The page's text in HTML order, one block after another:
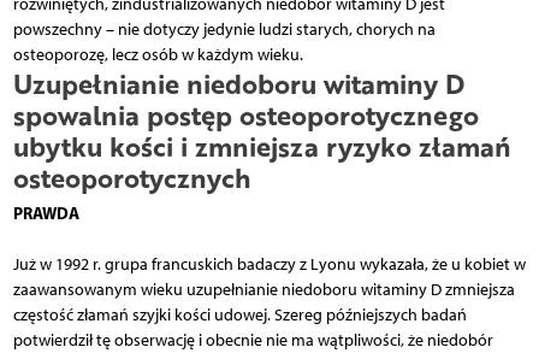
rozwiniętych, zindustrializowanych niedobór witaminy D jest
powszechny – nie dotyczy jedynie ludzi starych, chorych na
osteoporozę, lecz osób w każdym wieku.
Uzupełnianie niedoboru witaminy D
spowalnia postęp osteoporotycznego
ubytku kości i zmniejsza ryzyko złamań
osteoporotycznych
PRAWDA
Już w 1992 r. grupa francuskich badaczy z Lyonu wykazała, że u kobiet w
zaawansowanym wieku uzupełnianie niedoboru witaminy D zmniejsza
częstość złamań szyjki kości udowej. Szereg późniejszych badań
potwierdził tę obserwację i obecnie nie ma wątpliwości, że niedobór